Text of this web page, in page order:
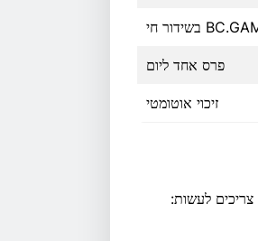
פרס אחד ליום
זיכוי אוטומטי